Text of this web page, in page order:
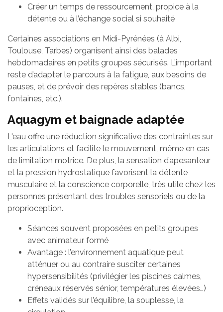
Créer un temps de ressourcement, propice à la
détente ou à l’échange social si souhaité
Certaines associations en Midi-Pyrénées (à Albi,
Toulouse, Tarbes) organisent ainsi des balades
hebdomadaires en petits groupes sécurisés. L’important
reste d’adapter le parcours à la fatigue, aux besoins de
pauses, et de prévoir des repères stables (bancs,
fontaines, etc.).
Aquagym et baignade adaptée
L'eau offre une réduction significative des contraintes sur
les articulations et facilite le mouvement, même en cas
de limitation motrice. De plus, la sensation d’apesanteur
et la pression hydrostatique favorisent la détente
musculaire et la conscience corporelle, très utile chez les
personnes présentant des troubles sensoriels ou de la
proprioception.
Séances souvent proposées en petits groupes
avec animateur formé
Avantage : l’environnement aquatique peut
atténuer ou au contraire susciter certaines
hypersensibilités (privilégier les piscines calmes,
créneaux réservés sénior, températures élevées…)
Effets validés sur l’équilibre, la souplesse, la